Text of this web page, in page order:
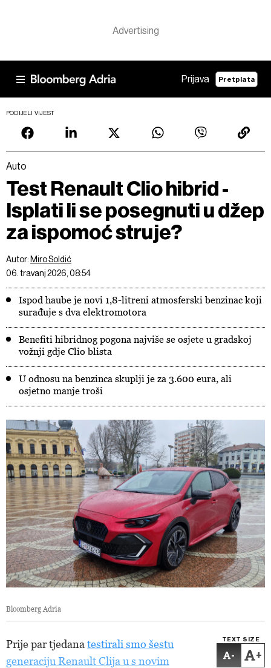
Prijava Pretplata
PODIJELI VIJEST
Auto
Test Renault Clio hibrid -
Isplati li se posegnuti u džep
za ispomoć struje?
Autor: Miro Soldić
06. travanj 2026, 08:54
Ispod haube je novi 1,8-litreni atmosferski benzinac koji
surađuje s dva elektromotora
Benefiti hibridnog pogona najviše se osjete u gradskoj
vožnji gdje Clio blista
U odnosu na benzinca skuplji je za 3.600 eura, ali
osjetno manje troši
Bloomberg Adria
TEXT SIZE
- +
Prije par tjedana testirali smo šestu
generaciju Renault Clija u s novim